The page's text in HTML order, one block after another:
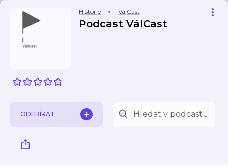
Historie VálCast
Podcast VálCast
ODEBÍRAT